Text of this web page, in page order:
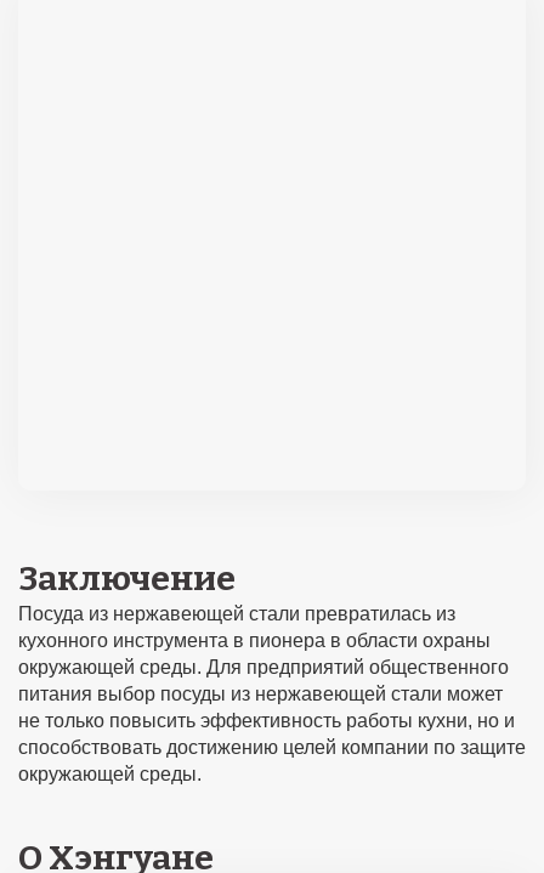
Заключение
Посуда из нержавеющей стали превратилась из
кухонного инструмента в пионера в области охраны
окружающей среды. Для предприятий общественного
питания выбор посуды из нержавеющей стали может
не только повысить эффективность работы кухни, но и
способствовать достижению целей компании по защите
окружающей среды.
О Хэнгуане